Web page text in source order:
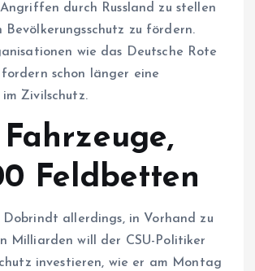
durch Russland zu stellen
Bevölkerungsschutz zu fördern.
wie das Deutsche Rote
schon länger eine
Zivilschutz.
Fahrzeuge,
Feldbetten
Dobrindt allerdings, in Vorhand zu
Milliarden will der CSU-Politiker
investieren, wie er am Montag